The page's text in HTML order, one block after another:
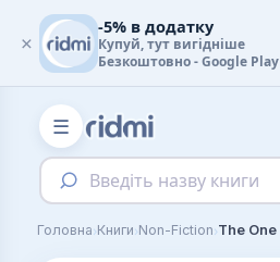
☰
Введіть назву книги
Головна›Книги›Non-Fiction›
×
-5% в додатку
Купуй, тут вигідніше
Безкоштовно - Google Play